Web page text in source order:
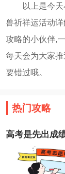
以上是今天
兽祈祥运活动
攻略的小伙伴,
每天会为大家
要错过哦。
热门攻略
高考是先出成